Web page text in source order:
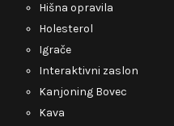
Hišna opravila
Holesterol
Igrače
Interaktivni zaslon
Kanjoning Bovec
Kava